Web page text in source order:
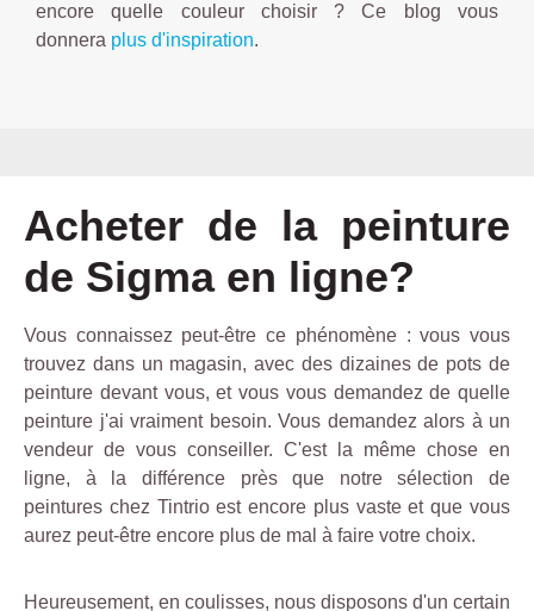
encore quelle couleur choisir ? Ce blog vous
donnera plus d'inspiration.
Acheter de la peinture
de Sigma en ligne?
Vous connaissez peut-être ce phénomène : vous vous
trouvez dans un magasin, avec des dizaines de pots de
peinture devant vous, et vous vous demandez de quelle
peinture j'ai vraiment besoin. Vous demandez alors à un
vendeur de vous conseiller. C'est la même chose en
ligne, à la différence près que notre sélection de
peintures chez Tintrio est encore plus vaste et que vous
aurez peut-être encore plus de mal à faire votre choix.
Heureusement, en coulisses, nous disposons d'un certain